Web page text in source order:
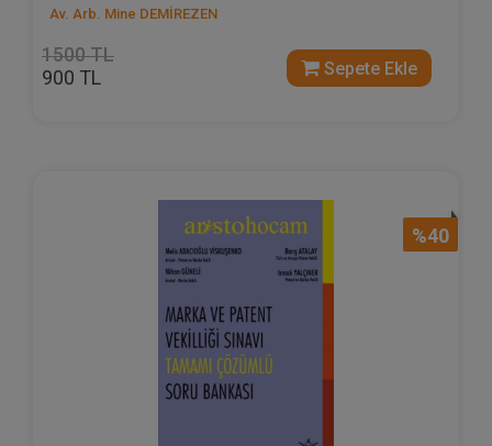
Av. Arb. Mine DEMİREZEN
1500 TL
900 TL Sepete Ekle
%40